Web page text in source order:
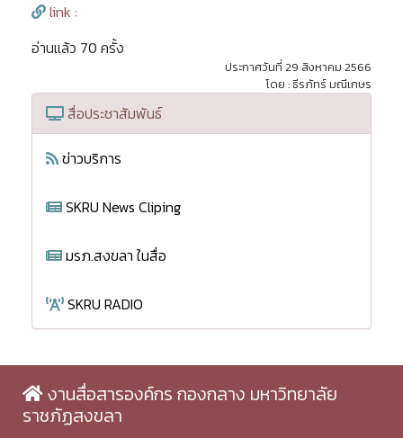
link :
อ่านแล้ว 70 ครั้ง
ประกาศวันที่ 29 สิงหาคม 2566
โดย : ธีรภัทร์ มณีเกษร
สื่อประชาสัมพันธ์
ข่าวบริการ
SKRU News Cliping
มรภ.สงขลา ในสื่อ
SKRU RADIO
งานสื่อสารองค์กร กองกลาง มหาวิทยาลัย
ราชภัฏสงขลา